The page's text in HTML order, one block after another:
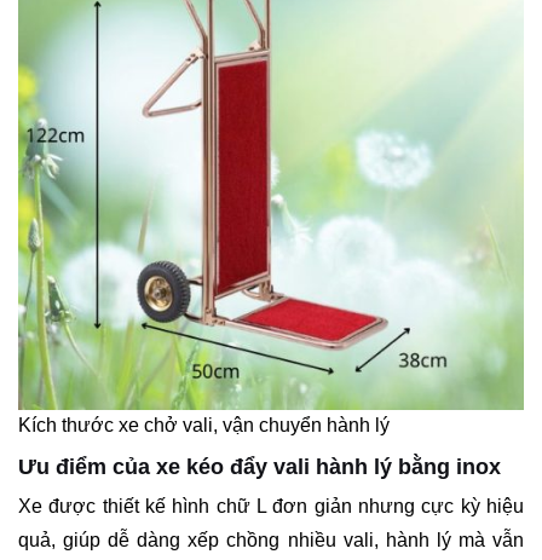
Kích thước xe chở vali, vận chuyển hành lý
Ưu điểm của xe kéo đẩy vali hành lý bằng inox
Xe được thiết kế hình chữ L đơn giản nhưng cực kỳ hiệu
quả, giúp dễ dàng xếp chồng nhiều vali, hành lý mà vẫn